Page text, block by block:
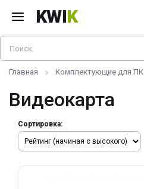
KWIK
Главная Комплектующие для ПК
Видеокарта
Сортировка: